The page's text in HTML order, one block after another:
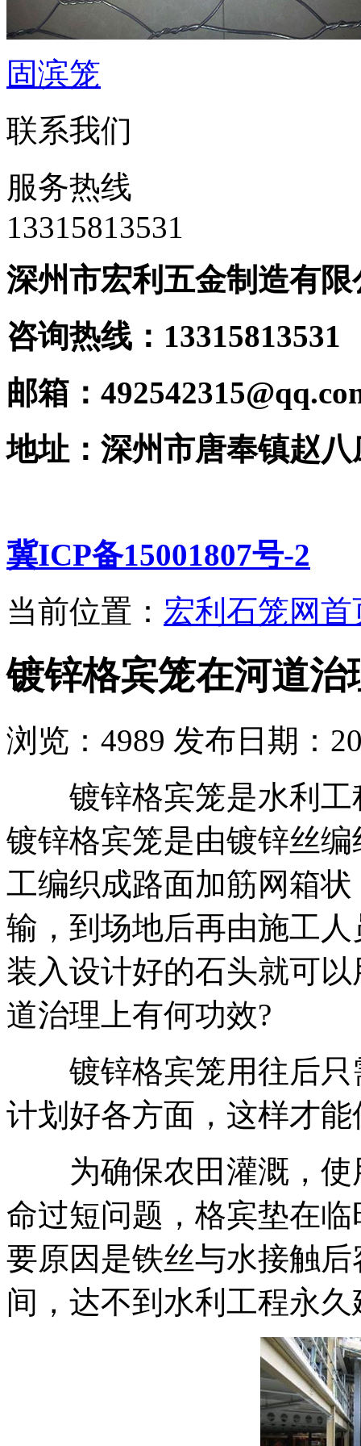
固滨笼
联系我们
服务热线
‭13315813531
深州市宏利五金制造有限
咨询热线：
邮箱：
地址：深州市唐奉镇赵
冀ICP备15001807号-2
当前位置： 宏利石笼网首
镀锌格宾笼在河道治
浏览： 4989 发布日期：
镀锌格宾笼是水利工
镀锌格宾笼是由镀锌丝
工编织成路面加筋网箱
输，到场地后再由施工
装入设计好的石头就可
道治理上有何功效?
镀锌格宾笼用往后只
计划好各方面，这样才
为确保农田灌溉，使
命过短问题，格宾垫在
要原因是铁丝与水接触
间，达不到水利工程永